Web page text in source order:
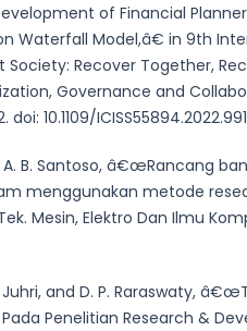
of Financial Planner
Waterfall Model,â€ in 9th
Recover Together,
Governance and
10.1109/
A. B. Santoso, â€œRancang
menggunakan metode
Mesin, Elektro Dan Ilmu
and D. P. Raraswaty,
Penelitian Research &